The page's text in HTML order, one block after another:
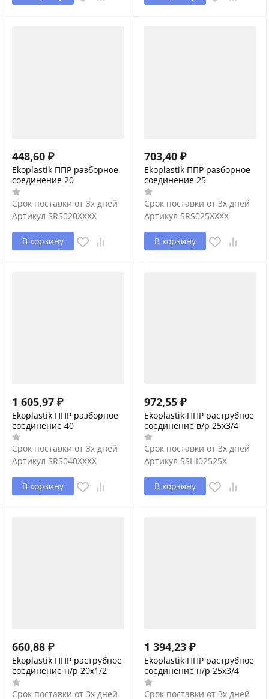
448,60 ₽
Ekoplastik ППР разборное
соединение 20
Срок поставки от 3х дней
Артикул SRS020XXXX
В корзину
703,40 ₽
Ekoplastik ППР разборное
соединение 25
Срок поставки от 3х дней
Артикул SRS025XXXX
В корзину
1 605,97 ₽
Ekoplastik ППР разборное
соединение 40
Срок поставки от 3х дней
Артикул SRS040XXXX
В корзину
972,55 ₽
Ekoplastik ППР раструбное
соединение в/р 25х3/4
Срок поставки от 3х дней
Артикул SSHI02525X
В корзину
660,88 ₽
Ekoplastik ППР раструбное
соединение н/р 20х1/2
Срок поставки от 3х дней
1 394,23 ₽
Ekoplastik ППР раструбное
соединение н/р 25х3/4
Срок поставки от 3х дней